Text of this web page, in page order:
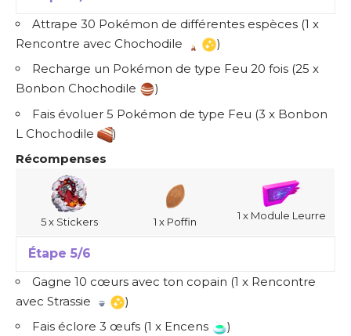
Attrape 30 Pokémon de différentes espèces (1 x
Rencontre avec Chochodile
)
Recharge un Pokémon de type Feu 20 fois (25 x
Bonbon Chochodile
)
Fais évoluer 5 Pokémon de type Feu (3 x Bonbon
L Chochodile
)
Récompenses
5 x Stickers 1 x Poffin
1 x Module Leurre
Étape 5/6
Gagne 10 cœurs avec ton copain (1 x Rencontre
avec Strassie
)
Fais éclore 3 œufs (1 x Encens
)